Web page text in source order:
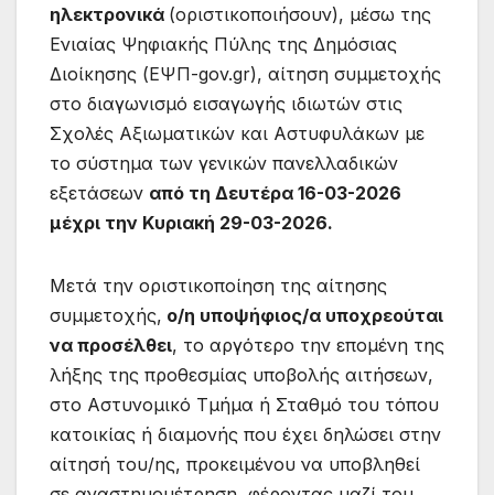
ηλεκτρονικά (οριστικοποιήσουν), μέσω της
Ενιαίας Ψηφιακής Πύλης της Δημόσιας
Διοίκησης (ΕΨΠ-gov.gr), αίτηση συμμετοχής
στο διαγωνισμό εισαγωγής ιδιωτών στις
Σχολές Αξιωματικών και Αστυφυλάκων με
το σύστημα των γενικών πανελλαδικών
εξετάσεων από τη Δευτέρα 16-03-2026
μέχρι την Κυριακή 29-03-2026.
Μετά την οριστικοποίηση της αίτησης
συμμετοχής, ο/η υποψήφιος/α υποχρεούται
να προσέλθει, το αργότερο την επομένη της
λήξης της προθεσμίας υποβολής αιτήσεων,
στο Αστυνομικό Τμήμα ή Σταθμό του τόπου
κατοικίας ή διαμονής που έχει δηλώσει στην
αίτησή του/ης, προκειμένου να υποβληθεί